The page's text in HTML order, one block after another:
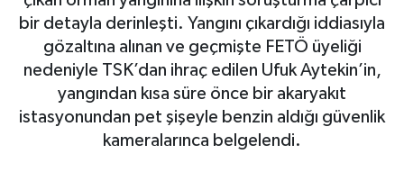
bir detayla derinleşti. Yangını çıkardığı iddiasıyla
gözaltına alınan ve geçmişte FETÖ üyeliği
nedeniyle TSK’dan ihraç edilen Ufuk Aytekin’in,
yangından kısa süre önce bir akaryakıt
istasyonundan pet şişeyle benzin aldığı güvenlik
kameralarınca belgelendi.
Asayiş
Magazin
Gayrimenkul